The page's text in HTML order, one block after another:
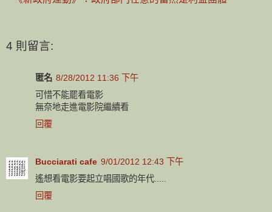
4 則留言:
匿名 8/28/2012 11:36 下午
可惜不能罷看電影
無奈地走進電影院繼續看
回覆
Bucciarati cafe 9/01/2012 12:43 下午
遙想看電影要起立唱國歌的年代.....
回覆